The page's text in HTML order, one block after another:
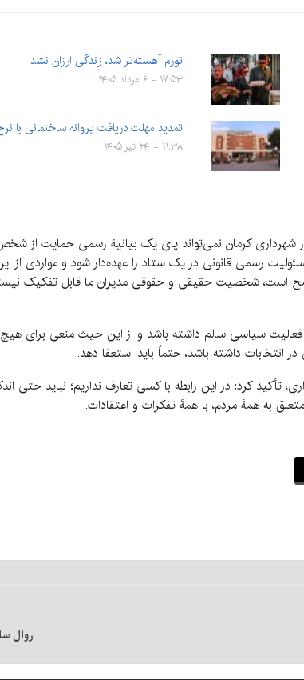
تورم آهسته‌تر شد، زندگی ارزان نشد
۱۷:۵۳ - ۶ مرداد ۱۴۰۵
تمدید مهلت دریافت پروانه ساختمانی با نرخ سال ۱۴۰۴
۱۱:۳۸ - ۲۴ تیر ۱۴۰۵
کرمان نمی‌تواند پای یک بیانیۀ رسمی حمایت از شخص
رسمی قانونی در یک ستاد را عهده‌دار شود و مواردی
شخصیت حقیقی و حقوقی مدیران ما قابل تفکیک
فعالیت سیاسی سالم داشته باشد و از این حیث منعی برای
داشته باشد، حتماً باید استعفا دهد.
تأکید کرد: در این رابطه با کسی تعارف نداریم؛ نباید
به همۀ مردم، با همۀ تفکرات و اعتقادات.
روال